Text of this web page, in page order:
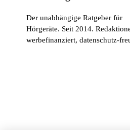
Der unabhängige Ratgeber für
Hörgeräte. Seit 2014.
werbefinanziert, datenschutz-